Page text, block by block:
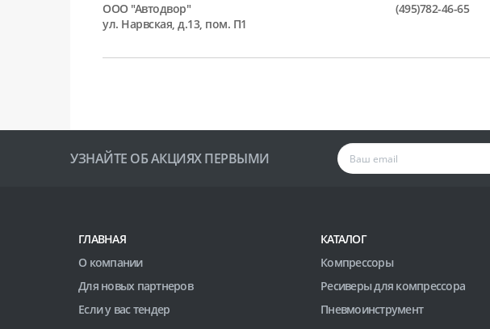
ООО "Автодвор"
ул. Нарвская, д.13, пом. П1
(495)782-46-65
УЗНАЙТЕ ОБ АКЦИЯХ ПЕРВЫМИ
ГЛАВНАЯ
О компании
Для новых партнеров
Если у вас тендер
КАТАЛОГ
Компрессоры
Ресиверы для компрессора
Пневмоинструмент